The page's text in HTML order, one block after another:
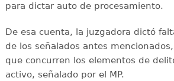
para dictar auto de procesamiento.
De esa cuenta, la juzgadora dictó
de los señalados antes
que concurren los elementos de
activo, señalado por el MP.